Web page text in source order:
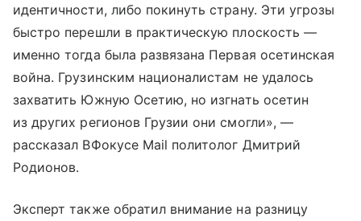
идентичности, либо покинуть страну. Эти угрозы
быстро перешли в практическую плоскость —
именно тогда была развязана Первая осетинская
война. Грузинским националистам не удалось
захватить Южную Осетию, но изгнать осетин
из других регионов Грузии они смогли», —
рассказал ВФокусе Mail политолог Дмитрий
Родионов.
Эксперт также обратил внимание на разницу